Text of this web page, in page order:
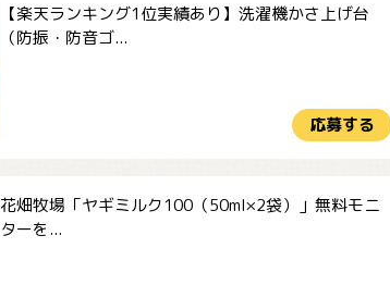
【楽天ランキング1位実績あり】洗濯機かさ上げ台
（防振・防音ゴ...
応募する
花畑牧場「ヤギミルク100（50ml×2袋）」無料モニ
ターを...